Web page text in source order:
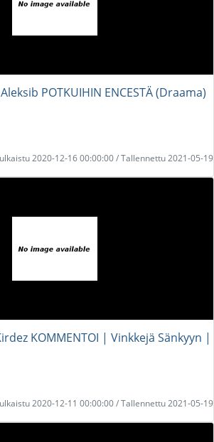
POTKUIHIN ENCESTÄ (Draama)
2020-12-16 00:00:00 / Tallennettu 2021-05-19
KOMMENTOI | Vinkkejä Sänkyyn |
2020-12-11 00:00:00 / Tallennettu 2021-05-19